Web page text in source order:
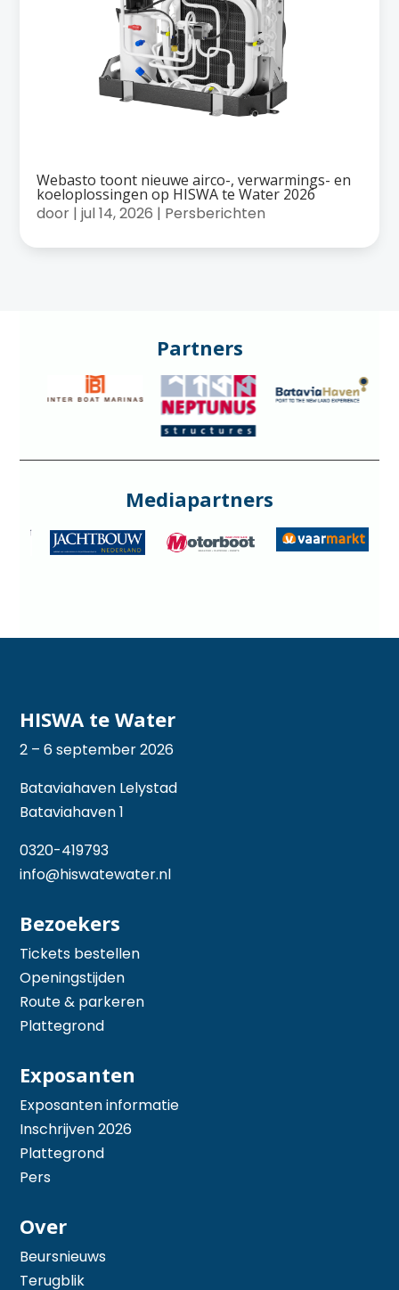
Webasto toont nieuwe airco-, verwarmings- en
koeloplossingen op HISWA te Water 2026
door |jul 14, 2026 | Persberichten
Partners
Mediapartners
HISWA te Water
2 – 6 september 2026
Bataviahaven Lelystad
Bataviahaven 1
0320-419793
info@hiswatewater.nl
Bezoekers
Tickets bestellen
Openingstijden
Route & parkeren
Plattegrond
Exposanten
Exposanten informatie
Inschrijven 2026
Plattegrond
Pers
Over
Beursnieuws
Terugblik